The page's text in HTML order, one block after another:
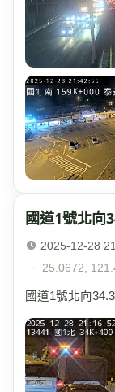
國道1號北向
2025-12-28
·
25.0672,
國道1號北向